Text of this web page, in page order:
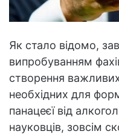
Як стало відомо,
випробуванням
створення
необхідних для
панацеєї від
науковців, зовсім